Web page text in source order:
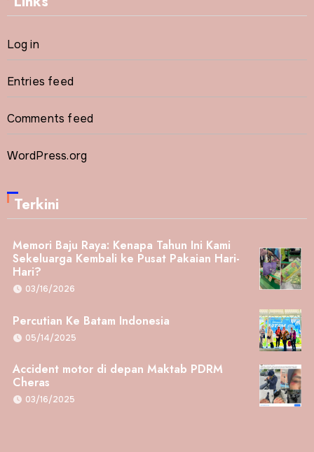
Log in
Entries feed
Comments feed
WordPress.org
Terkini
Memori Baju Raya: Kenapa Tahun Ini Kami
Sekeluarga Kembali ke Pusat Pakaian Hari-
Hari?
03/16/2026
Percutian Ke Batam Indonesia
05/14/2025
Accident motor di depan Maktab PDRM
Cheras
03/16/2025